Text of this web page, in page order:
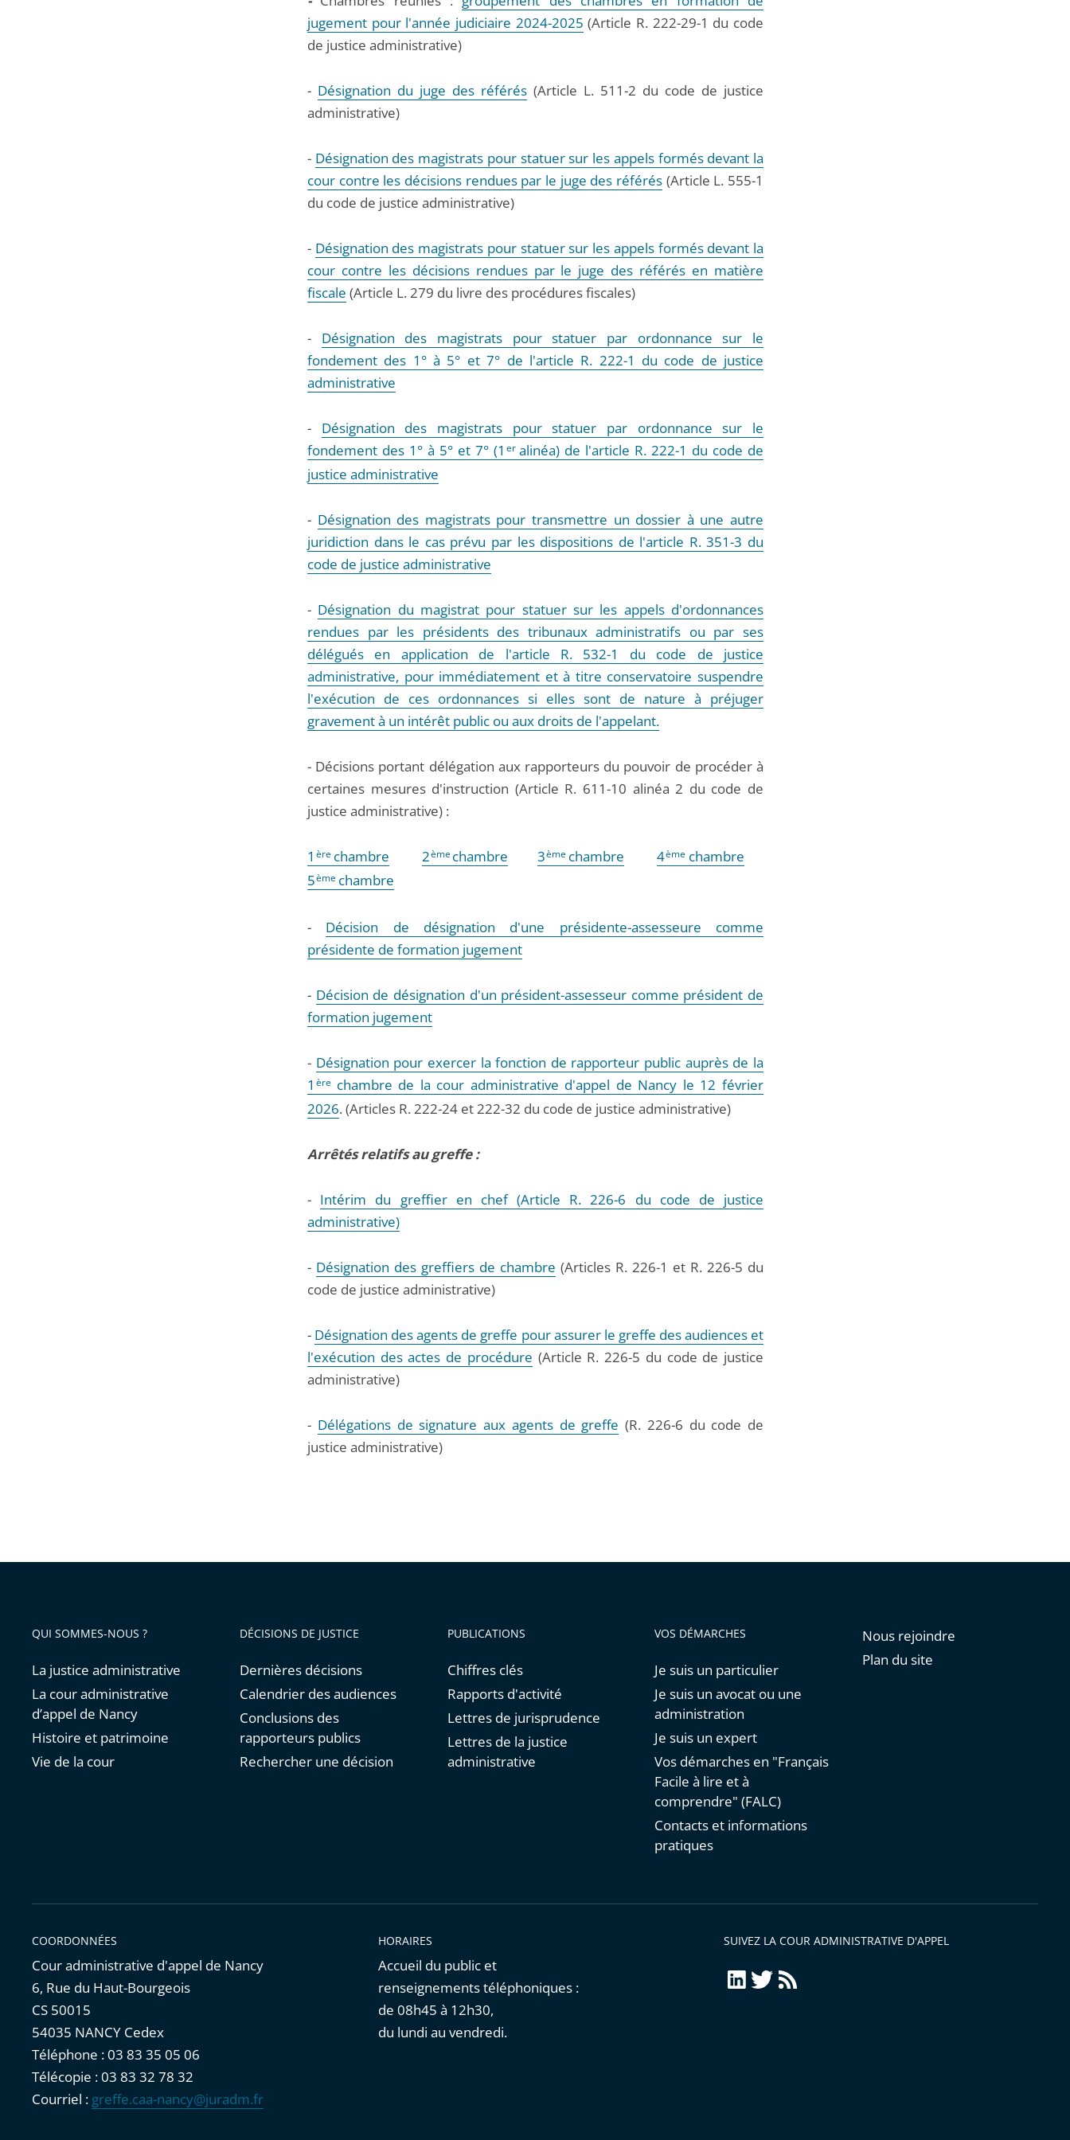
jugement pour l'année judiciaire 2024-2025 (Article R. 222-29-1 du code
de justice administrative)
- Désignation du juge des référés (Article L. 511-2 du code de justice
administrative)
- Désignation des magistrats pour statuer sur les appels formés devant la
cour contre les décisions rendues par le juge des référés (Article L. 555-1
du code de justice administrative)
- Désignation des magistrats pour statuer sur les appels formés devant la
cour contre les décisions rendues par le juge des référés en matière
fiscale (Article L. 279 du livre des procédures fiscales)
- Désignation des magistrats pour statuer par ordonnance sur le
fondement des 1° à 5° et 7° de l'article R. 222-1 du code de justice
administrative
- Désignation des magistrats pour statuer par ordonnance sur le
fondement des 1° à 5° et 7° (1 eralinéa) de l'article R. 222-1 du code de
justice administrative
- Désignation des magistrats pour transmettre un dossier à une autre
juridiction dans le cas prévu par les dispositions de l'article R. 351-3 du
code de justice administrative
- Désignation du magistrat pour statuer sur les appels d'ordonnances
rendues par les présidents des tribunaux administratifs ou par ses
délégués en application de l'article R. 532-1 du code de justice
administrative, pour immédiatement et à titre conservatoire suspendre
l'exécution de ces ordonnances si elles sont de nature à préjuger
gravement à un intérêt public ou aux droits de l'appelant.
- Décisions portant délégation aux rapporteurs du pouvoir de procéder à
certaines mesures d'instruction (Article R. 611-10 alinéa 2 du code de
justice administrative) :
1 èrechambre 2èmechambre 3èmechambre 4èmechambre
5èmechambre
- Décision de désignation d'une présidente-assesseure comme
présidente de formation jugement
- Décision de désignation d'un président-assesseur comme président de
formation jugement
- Désignation pour exercer la fonction de rapporteur public auprès de la
1 èrechambre de la cour administrative d'appel de Nancy le 12 février
2026. (Articles R. 222-24 et 222-32 du code de justice administrative)
Arrêtés relatifs au greffe :
- Intérim du greffier en chef (Article R. 226-6 du code de justice
administrative)
- Désignation des greffiers de chambre (Articles R. 226-1 et R. 226-5 du
code de justice administrative)
- Désignation des agents de greffe pour assurer le greffe des audiences et
l'exécution des actes de procédure (Article R. 226-5 du code de justice
administrative)
- Délégations de signature aux agents de greffe (R. 226-6 du code de
justice administrative)
QUI SOMMES-NOUS ?
La justice administrative
La cour administrative
d’appel de Nancy
Histoire et patrimoine
Vie de la cour
DÉCISIONS DE JUSTICE
Dernières décisions
Calendrier des audiences
Conclusions des
rapporteurs publics
Rechercher une décision
PUBLICATIONS
Chiffres clés
Rapports d'activité
Lettres de jurisprudence
Lettres de la justice
administrative
VOS DÉMARCHES
Je suis un particulier
Je suis un avocat ou une
administration
Je suis un expert
Vos démarches en "Français
Facile à lire et à
comprendre" (FALC)
Contacts et informations
pratiques
Nous rejoindre
Plan du site
COORDONNÉES
Cour administrative d'appel de Nancy
6, Rue du Haut-Bourgeois
CS 50015
54035 NANCY Cedex
Téléphone : 03 83 35 05 06
Télécopie : 03 83 32 78 32
Courriel : greffe.caa-nancy@juradm.fr
HORAIRES
Accueil du public et
renseignements téléphoniques :
de 08h45 à 12h30,
du lundi au vendredi.
SUIVEZ LA COUR ADMINISTRATIVE D'APPEL
LinkedInTwitter
Flux
RSS